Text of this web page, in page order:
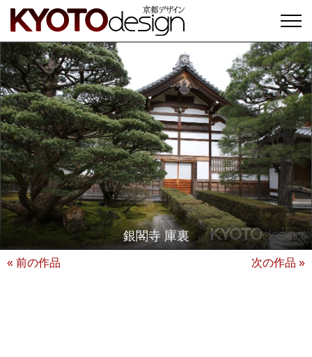
銀閣寺 庫裏
« 前の作品 次の作品 »